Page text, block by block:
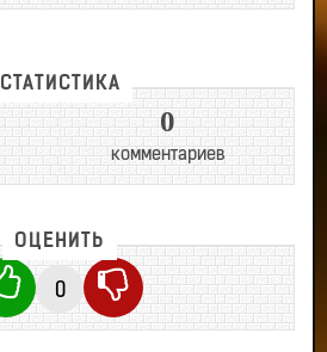
СТАТИСТИКА
0
комментариев
ОЦЕНИТЬ
0